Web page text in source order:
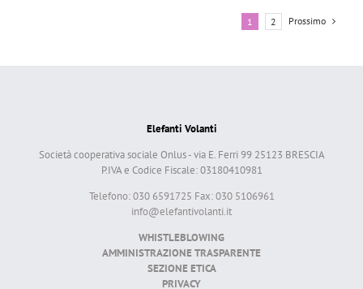
1 2 Prossimo
Elefanti Volanti
Società cooperativa sociale Onlus - via E. Ferri 99 25123 BRESCIA
P.IVA e Codice Fiscale: 03180410981
Telefono: 030 6591725 Fax: 030 5106961
info@elefantivolanti.it
WHISTLEBLOWING
AMMINISTRAZIONE TRASPARENTE
SEZIONE ETICA
PRIVACY